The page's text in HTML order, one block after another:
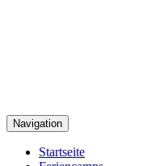
Navigation
Startseite